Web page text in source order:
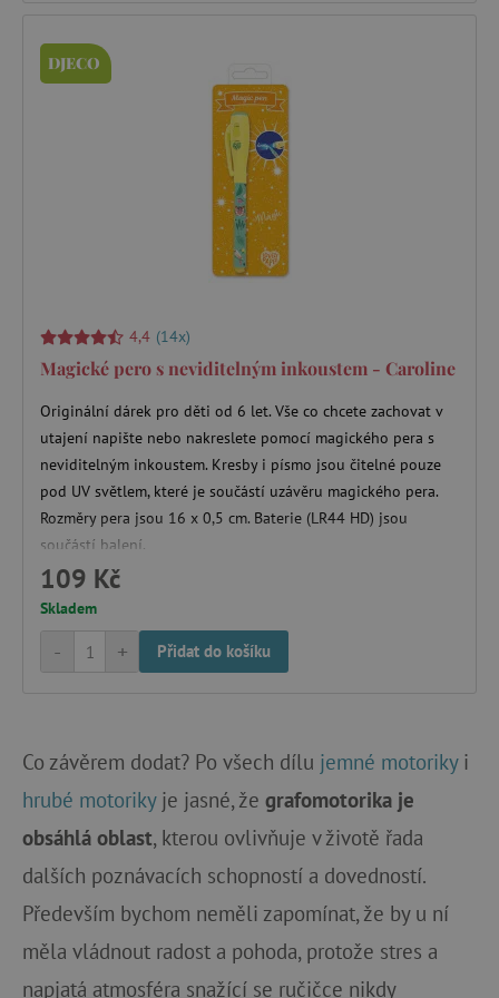
DJECO
4,4 (14x)
Magické pero s neviditelným inkoustem - Caroline
Originální dárek pro děti od 6 let. Vše co chcete zachovat v
utajení napište nebo nakreslete pomocí magického pera s
neviditelným inkoustem. Kresby i písmo jsou čitelné pouze
pod UV světlem, které je součástí uzávěru magického pera.
Rozměry pera jsou 16 x 0,5 cm. Baterie (LR44 HD) jsou
součástí balení.
109 Kč
Skladem
+
- Přidat do košíku
Co závěrem dodat? Po všech dílu jemné motorikyi
hrubé motorikyje jasné, že grafomotorika je
obsáhlá oblast, kterou ovlivňuje v životě řada
dalších poznávacích schopností a dovedností.
Především bychom neměli zapomínat, že by u ní
měla vládnout radost a pohoda, protože stres a
napjatá atmosféra snažící se ručičce nikdy
stránky nelze bez nezbytně nutných souborů
cookie správně používat.
_lb_ccc .agatinsvet.cz
CookieScriptConsent
CookieScript
www.agatinsvet.cz
Google Privacy Policy